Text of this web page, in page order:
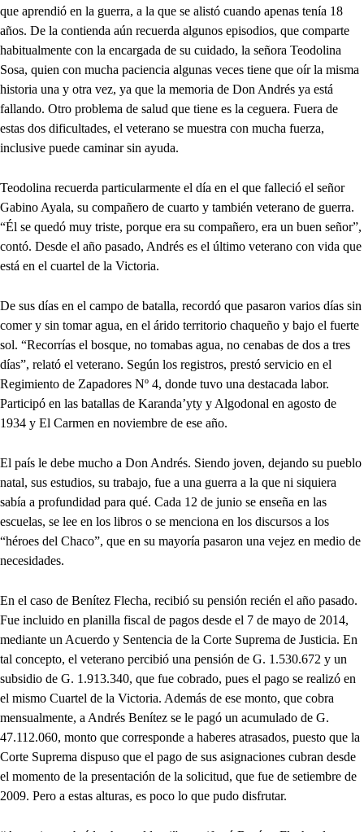
que aprendió en la guerra, a la que se alistó cuando apenas tenía 18
años. De la contienda aún recuerda algunos episodios, que comparte
habitualmente con la encargada de su cuidado, la señora Teodolina
Sosa, quien con mucha paciencia algunas veces tiene que oír la misma
historia una y otra vez, ya que la memoria de Don Andrés ya está
fallando. Otro problema de salud que tiene es la ceguera. Fuera de
estas dos dificultades, el veterano se muestra con mucha fuerza,
inclusive puede caminar sin ayuda.
Teodolina recuerda particularmente el día en el que falleció el señor
Gabino Ayala, su compañero de cuarto y también veterano de guerra.
“Él se quedó muy triste, porque era su compañero, era un buen señor”,
contó. Desde el año pasado, Andrés es el último veterano con vida que
está en el cuartel de la Victoria.
De sus días en el campo de batalla, recordó que pasaron varios días sin
comer y sin tomar agua, en el árido territorio chaqueño y bajo el fuerte
sol. “Recorrías el bosque, no tomabas agua, no cenabas de dos a tres
días”, relató el veterano. Según los registros, prestó servicio en el
Regimiento de Zapadores Nº 4, donde tuvo una destacada labor.
Participó en las batallas de Karanda’yty y Algodonal en agosto de
1934 y El Carmen en noviembre de ese año.
El país le debe mucho a Don Andrés. Siendo joven, dejando su pueblo
natal, sus estudios, su trabajo, fue a una guerra a la que ni siquiera
sabía a profundidad para qué. Cada 12 de junio se enseña en las
escuelas, se lee en los libros o se menciona en los discursos a los
“héroes del Chaco”, que en su mayoría pasaron una vejez en medio de
necesidades.
En el caso de Benítez Flecha, recibió su pensión recién el año pasado.
Fue incluido en planilla fiscal de pagos desde el 7 de mayo de 2014,
mediante un Acuerdo y Sentencia de la Corte Suprema de Justicia. En
tal concepto, el veterano percibió una pensión de G. 1.530.672 y un
subsidio de G. 1.913.340, que fue cobrado, pues el pago se realizó en
el mismo Cuartel de la Victoria. Además de ese monto, que cobra
mensualmente, a Andrés Benítez se le pagó un acumulado de G.
47.112.060, monto que corresponde a haberes atrasados, puesto que la
Corte Suprema dispuso que el pago de sus asignaciones cubran desde
el momento de la presentación de la solicitud, que fue de setiembre de
2009. Pero a estas alturas, es poco lo que pudo disfrutar.